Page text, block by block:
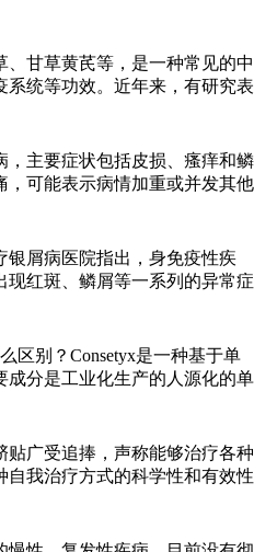
甘草黄芪等，是一种常见的中
统等功效。近年来，有研究表
，主要症状包括皮损、瘙痒和鳞
，可能表示病情加重或并发其他
银屑病医院指出，身免疫性疾
红斑、鳞屑等一系列的异常症
区别？Consetyx是一种基于单
成分是工业化生产的人源化的单
贴广受追捧，声称能够治疗各种
我治疗方式的科学性和有效性